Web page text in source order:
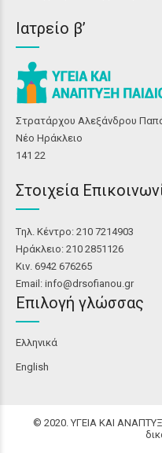
Ιατρείο β’
Στρατάρχου Αλεξάνδρου
Νέο Ηράκλειο
141 22
Στοιχεία
Tηλ. Κέντρο: 210 7214903
Ηράκλειο: 210 2851126
Κιν. 6942 676265
Email: info@drsofianou.gr
Επιλογή γλώσσας
Ελληνικά
English
© 2020. ΥΓΕΙΑ ΚΑΙ